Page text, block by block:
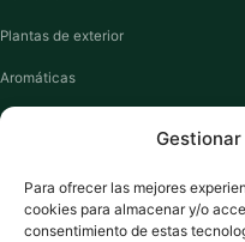
Para ofrecer las mejores
cookies para almacenar y/o
consentimiento de estas
Plantas de exterior
Aromáticas
Suculentas
VIVERO PLANTAS